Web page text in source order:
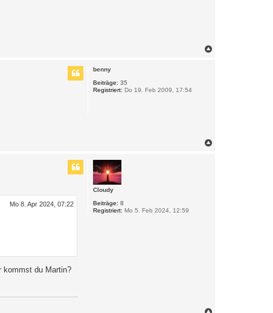
benny
Beiträge: 35
Registriert: Do 19. Feb 2009, 17:54
Cloudy
Beiträge: 8
Registriert: Mo 5. Feb 2024, 12:59
Mo 8. Apr 2024, 07:22
kommst du Martin?